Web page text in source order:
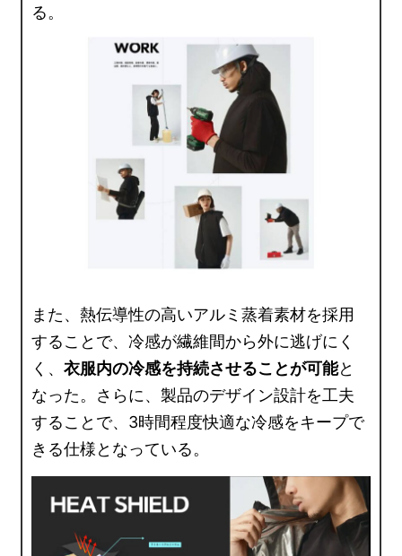
る。
また、熱伝導性の高いアルミ蒸着素材を採用
することで、冷感が繊維間から外に逃げにく
く、衣服内の冷感を持続させることが可能と
なった。さらに、製品のデザイン設計を工夫
することで、3時間程度快適な冷感をキープで
きる仕様となっている。